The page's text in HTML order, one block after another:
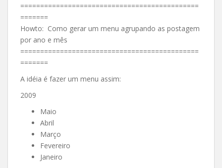
=============================================
=======
Howto: Como gerar um menu agrupando as postagem
por ano e mês
=============================================
=======
A idéia é fazer um menu assim:
2009
Maio
Abril
Março
Fevereiro
Janeiro